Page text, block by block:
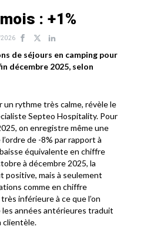
: +1%
de séjours en camping pour
décembre 2025, selon
un rythme très calme, révèle le
Septeo Hospitality. Pour
on enregistre même une
de -8% par rapport à
équivalente en chiffre
à décembre 2025, la
mais à seulement
comme en chiffre
inférieure à ce que l’on
années antérieures traduit
clientèle.